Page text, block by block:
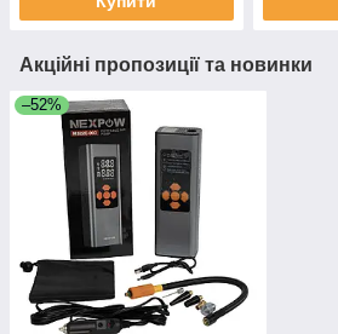
Акційні пропозиції та новинки
–52%